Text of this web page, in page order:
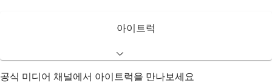
아이트럭
공식 미디어 채널에서 아이트럭을 만나보세요